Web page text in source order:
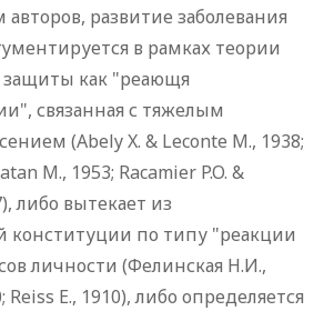
развитие заболевания
в рамках теории
защиты как "реающя
связанная с тяжелым
(Abely X. & Leconte M., 1938;
M., 1953; Racamier P.O. &
либо вытекает из
конституции по типу "реакции
личности (Фелинская Н.И.,
Reiss E., 1910), либо определяется